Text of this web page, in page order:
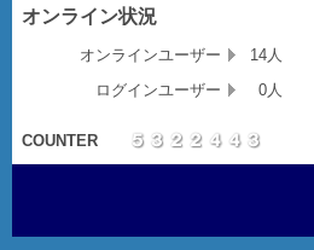
オンライン状況
オンラインユーザー
14人
ログインユーザー
0人
COUNTER